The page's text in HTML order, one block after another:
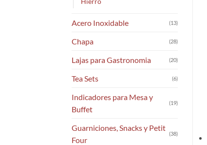
Acero Inoxidable (13)
Chapa (28)
Lajas para Gastronomia (20)
Tea Sets (6)
Indicadores para Mesa y
Buffet
(19)
Guarniciones, Snacks y Petit
Four
(38)